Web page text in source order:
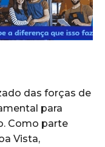
das forças de
para
Como parte
Vista,